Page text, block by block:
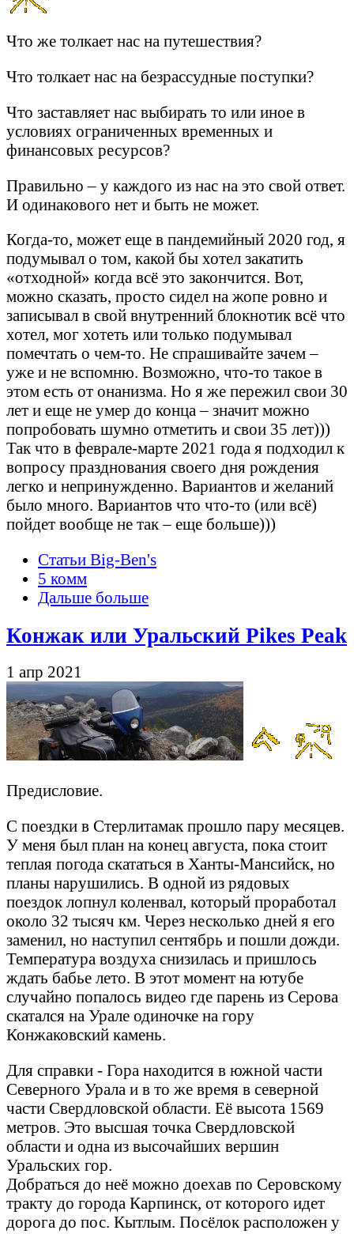
Что же толкает нас на путешествия?
Что толкает нас на безрассудные поступки?
Что заставляет нас выбирать то или иное в
условиях ограниченных временных и
финансовых ресурсов?
Правильно – у каждого из нас на это свой ответ.
И одинакового нет и быть не может.
Когда-то, может еще в пандемийный 2020 год, я
подумывал о том, какой бы хотел закатить
«отходной» когда всё это закончится. Вот,
можно сказать, просто сидел на жопе ровно и
записывал в свой внутренний блокнотик всё что
хотел, мог хотеть или только подумывал
помечтать о чем-то. Не спрашивайте зачем –
уже и не вспомню. Возможно, что-то такое в
этом есть от онанизма. Но я же пережил свои 30
лет и еще не умер до конца – значит можно
попробовать шумно отметить и свои 35 лет)))
Так что в феврале-марте 2021 года я подходил к
вопросу празднования своего дня рождения
легко и непринужденно. Вариантов и желаний
было много. Вариантов что что-то (или всё)
пойдет вообще не так – еще больше)))
Статьи Big-Ben's
5 комм
Дальше больше
Конжак или Уральский Pikes Peak
1 апр 2021
Предисловие.
С поездки в Стерлитамак прошло пару месяцев.
У меня был план на конец августа, пока стоит
теплая погода скататься в Ханты-Мансийск, но
планы нарушились. В одной из рядовых
поездок лопнул коленвал, который проработал
около 32 тысяч км. Через несколько дней я его
заменил, но наступил сентябрь и пошли дожди.
Температура воздуха снизилась и пришлось
ждать бабье лето. В этот момент на ютубе
случайно попалось видео где парень из Серова
скатался на Урале одиночке на гору
Конжаковский камень.
Для справки - Гора находится в южной части
Северного Урала и в то же время в северной
части Свердловской области. Её высота 1569
метров. Это высшая точка Свердловской
области и одна из высочайших вершин
Уральских гор.
Добраться до неё можно доехав по Серовскому
тракту до города Карпинск, от которого идет
дорога до пос. Кытлым. Посёлок расположен у